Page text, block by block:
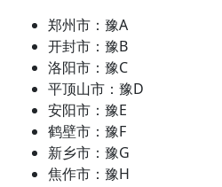
郑州市：豫A
开封市：豫B
洛阳市：豫C
平顶山市：豫D
安阳市：豫E
鹤壁市：豫F
新乡市：豫G
焦作市：豫H